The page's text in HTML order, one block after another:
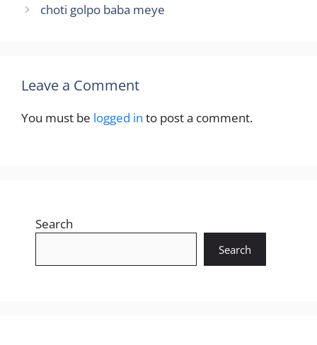
choti golpo baba meye
Leave a Comment
You must be logged in to post a comment.
Search
Search